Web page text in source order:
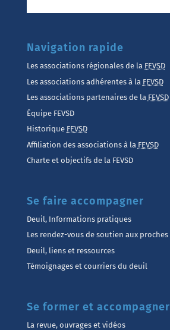
Navigation rapide
Les associations régionales de la FEVSD
Les associations adhérentes à la FEVSD
Les associations partenaires de la FEVSD
Équipe FEVSD
Historique FEVSD
Affiliation des associations à la FEVSD
Charte et objectifs de la FEVSD
Se faire accompagner
Deuil, Informations pratiques
Les rendez-vous de soutien aux proches
Deuil, liens et ressources
Témoignages et courriers du deuil
Se former et accompagner
La revue, ouvrages et vidéos